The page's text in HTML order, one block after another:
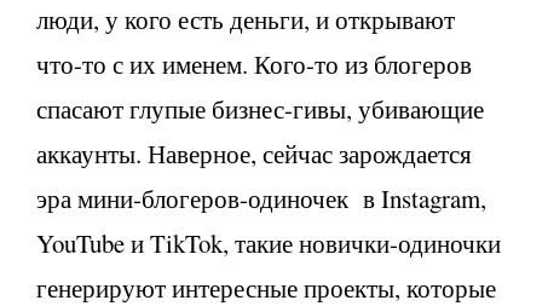
люди, у кого есть деньги, и открывают
что-то с их именем. Кого-то из блогеров
спасают глупые бизнес-гивы, убивающие
аккаунты. Наверное, сейчас зарождается
эра мини-блогеров-одиночек в Instagram,
YouTube и TikTok, такие новички-одиночки
генерируют интересные проекты, которые